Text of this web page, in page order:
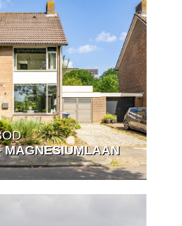
droomhuis
MAGNESIUMLAAN